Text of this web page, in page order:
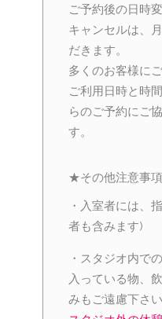
ご予約後の日時
キャンセルは、
だきます。
多くのお客様に
ご利用日時と時
らのご予約にご
す。
★その他注意事
・入室者には、
者も含みます)
・スタジオ内で
入っている物、
みもご遠慮下さい